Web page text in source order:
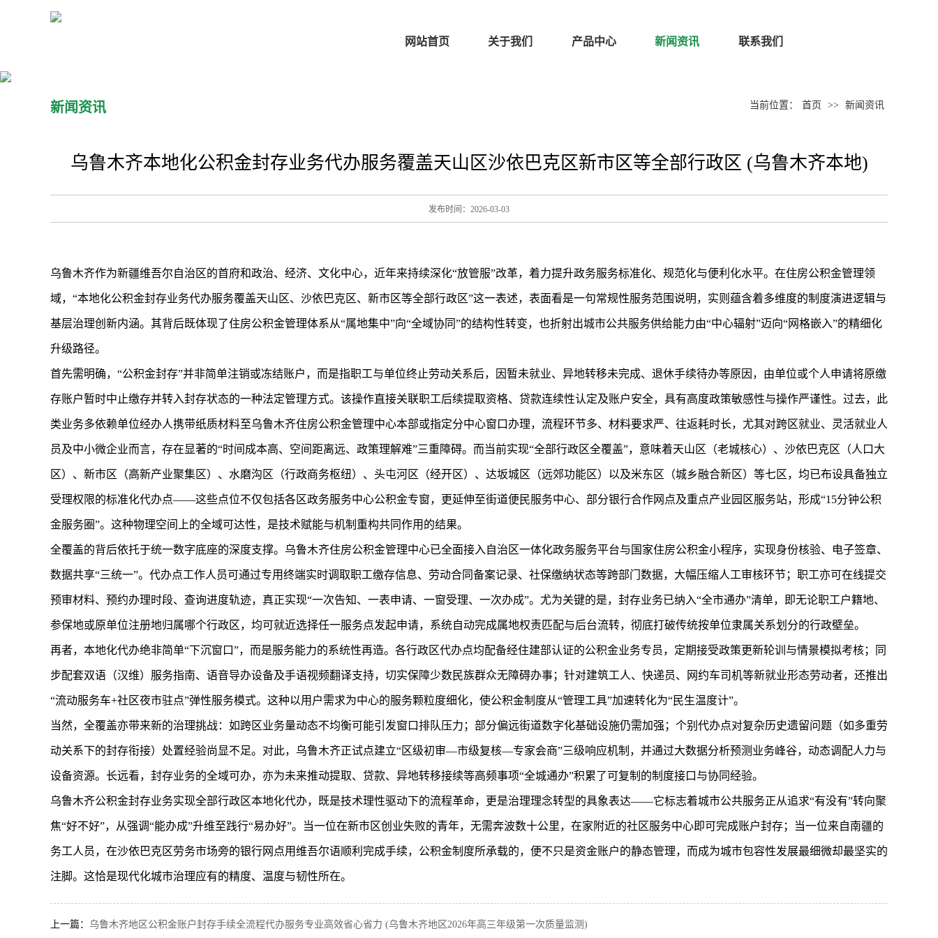
网站首页 关于我们 产品中心 新闻资讯 联系我们
新闻资讯 当前位置： 首页 >> 新闻资讯
乌鲁木齐本地化公积金封存业务代办服务覆盖天山区沙依巴克区新市区等全部行政区 (乌鲁木齐本地)
发布时间：2026-03-03
乌鲁木齐作为新疆维吾尔自治区的首府和政治、经济、文化中心，近年来持续深化“放管服”改革，着力提升政务服务标准化、规范化与便利化水平。在住房公积金管理领
域，“本地化公积金封存业务代办服务覆盖天山区、沙依巴克区、新市区等全部行政区”这一表述，表面看是一句常规性服务范围说明，实则蕴含着多维度的制度演进逻辑与
基层治理创新内涵。其背后既体现了住房公积金管理体系从“属地集中”向“全域协同”的结构性转变，也折射出城市公共服务供给能力由“中心辐射”迈向“网格嵌入”的精细化
升级路径。
首先需明确，“公积金封存”并非简单注销或冻结账户，而是指职工与单位终止劳动关系后，因暂未就业、异地转移未完成、退休手续待办等原因，由单位或个人申请将原缴
存账户暂时中止缴存并转入封存状态的一种法定管理方式。该操作直接关联职工后续提取资格、贷款连续性认定及账户安全，具有高度政策敏感性与操作严谨性。过去，此
类业务多依赖单位经办人携带纸质材料至乌鲁木齐住房公积金管理中心本部或指定分中心窗口办理，流程环节多、材料要求严、往返耗时长，尤其对跨区就业、灵活就业人
员及中小微企业而言，存在显著的“时间成本高、空间距离远、政策理解难”三重障碍。而当前实现“全部行政区全覆盖”，意味着天山区（老城核心）、沙依巴克区（人口大
区）、新市区（高新产业聚集区）、水磨沟区（行政商务枢纽）、头屯河区（经开区）、达坂城区（远郊功能区）以及米东区（城乡融合新区）等七区，均已布设具备独立
受理权限的标准化代办点——这些点位不仅包括各区政务服务中心公积金专窗，更延伸至街道便民服务中心、部分银行合作网点及重点产业园区服务站，形成“15分钟公积
金服务圈”。这种物理空间上的全域可达性，是技术赋能与机制重构共同作用的结果。
全覆盖的背后依托于统一数字底座的深度支撑。乌鲁木齐住房公积金管理中心已全面接入自治区一体化政务服务平台与国家住房公积金小程序，实现身份核验、电子签章、
数据共享“三统一”。代办点工作人员可通过专用终端实时调取职工缴存信息、劳动合同备案记录、社保缴纳状态等跨部门数据，大幅压缩人工审核环节；职工亦可在线提交
预审材料、预约办理时段、查询进度轨迹，真正实现“一次告知、一表申请、一窗受理、一次办成”。尤为关键的是，封存业务已纳入“全市通办”清单，即无论职工户籍地、
参保地或原单位注册地归属哪个行政区，均可就近选择任一服务点发起申请，系统自动完成属地权责匹配与后台流转，彻底打破传统按单位隶属关系划分的行政壁垒。
再者，本地化代办绝非简单“下沉窗口”，而是服务能力的系统性再造。各行政区代办点均配备经住建部认证的公积金业务专员，定期接受政策更新轮训与情景模拟考核；同
步配套双语（汉维）服务指南、语音导办设备及手语视频翻译支持，切实保障少数民族群众无障碍办事；针对建筑工人、快递员、网约车司机等新就业形态劳动者，还推出
“流动服务车+社区夜市驻点”弹性服务模式。这种以用户需求为中心的服务颗粒度细化，使公积金制度从“管理工具”加速转化为“民生温度计”。
当然，全覆盖亦带来新的治理挑战：如跨区业务量动态不均衡可能引发窗口排队压力；部分偏远街道数字化基础设施仍需加强；个别代办点对复杂历史遗留问题（如多重劳
动关系下的封存衔接）处置经验尚显不足。对此，乌鲁木齐正试点建立“区级初审—市级复核—专家会商”三级响应机制，并通过大数据分析预测业务峰谷，动态调配人力与
设备资源。长远看，封存业务的全域可办，亦为未来推动提取、贷款、异地转移接续等高频事项“全城通办”积累了可复制的制度接口与协同经验。
乌鲁木齐公积金封存业务实现全部行政区本地化代办，既是技术理性驱动下的流程革命，更是治理理念转型的具象表达——它标志着城市公共服务正从追求“有没有”转向聚
焦“好不好”，从强调“能办成”升维至践行“易办好”。当一位在新市区创业失败的青年，无需奔波数十公里，在家附近的社区服务中心即可完成账户封存；当一位来自南疆的
务工人员，在沙依巴克区劳务市场旁的银行网点用维吾尔语顺利完成手续，公积金制度所承载的，便不只是资金账户的静态管理，而成为城市包容性发展最细微却最坚实的
注脚。这恰是现代化城市治理应有的精度、温度与韧性所在。
上一篇： 乌鲁木齐地区公积金账户封存手续全流程代办服务专业高效省心省力 (乌鲁木齐地区2026年高三年级第一次质量监测)